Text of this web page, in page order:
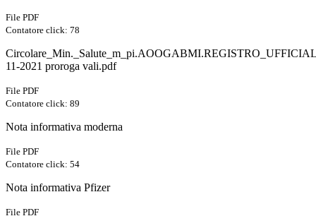
File PDF
Contatore click: 78
11-2021 proroga vali.pdf
File PDF
Contatore click: 89
Nota informativa moderna
File PDF
Contatore click: 54
Nota informativa Pfizer
File PDF